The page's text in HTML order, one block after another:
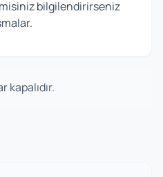
bilgilendirirseniz
kapalıdır.